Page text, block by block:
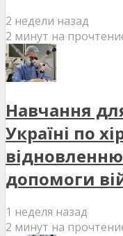
2 недели назад
2 минут на
Навчання
Україні по
допомоги
1 неделя назад
2 минут на